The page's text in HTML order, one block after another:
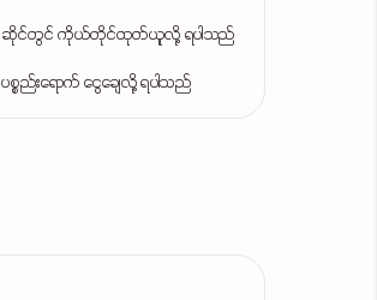
ဆိုင်တွင် ကိုယ်တိုင်ထုတ်ယူလို့ ရပါသည်
ပစ္စည်းရောက် ငွေချေလို့ ရပါသည်